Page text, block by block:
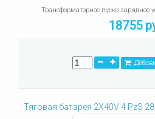
Трансформаторное пуско-зарядное
18755
Тяговая батарея 2X40V 4 PzS